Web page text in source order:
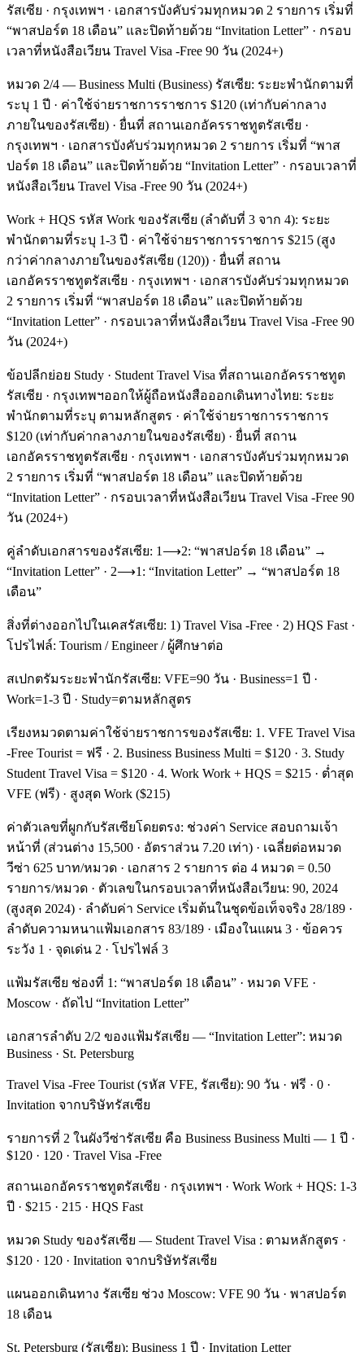
รัสเซีย · กรุงเทพฯ · เอกสารบังคับร่วมทุกหมวด 2 รายการ เริ่มที่
“พาสปอร์ต 18 เดือน” และปิดท้ายด้วย “Invitation Letter” · กรอบ
เวลาที่หนังสือเวียน Travel Visa -Free 90 วัน (2024+)
หมวด 2/4 — Business Multi (Business) รัสเซีย: ระยะพำนักตามที่
ระบุ 1 ปี · ค่าใช้จ่ายราชการราชการ $120 (เท่ากับค่ากลาง
ภายในของรัสเซีย) · ยื่นที่ สถานเอกอัครราชทูตรัสเซีย ·
กรุงเทพฯ · เอกสารบังคับร่วมทุกหมวด 2 รายการ เริ่มที่ “พาส
ปอร์ต 18 เดือน” และปิดท้ายด้วย “Invitation Letter” · กรอบเวลาที่
หนังสือเวียน Travel Visa -Free 90 วัน (2024+)
Work + HQS รหัส Work ของรัสเซีย (ลำดับที่ 3 จาก 4): ระยะ
พำนักตามที่ระบุ 1-3 ปี · ค่าใช้จ่ายราชการราชการ $215 (สูง
กว่าค่ากลางภายในของรัสเซีย (120)) · ยื่นที่ สถาน
เอกอัครราชทูตรัสเซีย · กรุงเทพฯ · เอกสารบังคับร่วมทุกหมวด
2 รายการ เริ่มที่ “พาสปอร์ต 18 เดือน” และปิดท้ายด้วย
“Invitation Letter” · กรอบเวลาที่หนังสือเวียน Travel Visa -Free 90
วัน (2024+)
ข้อปลีกย่อย Study · Student Travel Visa ที่สถานเอกอัครราชทูต
รัสเซีย · กรุงเทพฯออกให้ผู้ถือหนังสือออกเดินทางไทย: ระยะ
พำนักตามที่ระบุ ตามหลักสูตร · ค่าใช้จ่ายราชการราชการ
$120 (เท่ากับค่ากลางภายในของรัสเซีย) · ยื่นที่ สถาน
เอกอัครราชทูตรัสเซีย · กรุงเทพฯ · เอกสารบังคับร่วมทุกหมวด
2 รายการ เริ่มที่ “พาสปอร์ต 18 เดือน” และปิดท้ายด้วย
“Invitation Letter” · กรอบเวลาที่หนังสือเวียน Travel Visa -Free 90
วัน (2024+)
คู่ลำดับเอกสารของรัสเซีย: 1⟶2: “พาสปอร์ต 18 เดือน” →
“Invitation Letter” · 2⟶1: “Invitation Letter” → “พาสปอร์ต 18
เดือน”
สิ่งที่ต่างออกไปในเคสรัสเซีย: 1) Travel Visa -Free · 2) HQS Fast ·
โปรไฟล์: Tourism / Engineer / ผู้ศึกษาต่อ
สเปกตรัมระยะพำนักรัสเซีย: VFE=90 วัน · Business=1 ปี ·
Work=1-3 ปี · Study=ตามหลักสูตร
เรียงหมวดตามค่าใช้จ่ายราชการของรัสเซีย: 1. VFE Travel Visa
-Free Tourist = ฟรี · 2. Business Business Multi = $120 · 3. Study
Student Travel Visa = $120 · 4. Work Work + HQS = $215 · ต่ำสุด
VFE (ฟรี) · สูงสุด Work ($215)
ค่าตัวเลขที่ผูกกับรัสเซียโดยตรง: ช่วงค่า Service สอบถามเจ้า
หน้าที่ (ส่วนต่าง 15,500 · อัตราส่วน 7.20 เท่า) · เฉลี่ยต่อหมวด
วีซ่า 625 บาท/หมวด · เอกสาร 2 รายการ ต่อ 4 หมวด = 0.50
รายการ/หมวด · ตัวเลขในกรอบเวลาที่หนังสือเวียน: 90, 2024
(สูงสุด 2024) · ลำดับค่า Service เริ่มต้นในชุดข้อเท็จจริง 28/189 ·
ลำดับความหนาแฟ้มเอกสาร 83/189 · เมืองในแผน 3 · ข้อควร
ระวัง 1 · จุดเด่น 2 · โปรไฟล์ 3
แฟ้มรัสเซีย ช่องที่ 1: “พาสปอร์ต 18 เดือน” · หมวด VFE ·
Moscow · ถัดไป “Invitation Letter”
เอกสารลำดับ 2/2 ของแฟ้มรัสเซีย — “Invitation Letter”: หมวด
Business · St. Petersburg
Travel Visa -Free Tourist (รหัส VFE, รัสเซีย): 90 วัน · ฟรี · 0 ·
Invitation จากบริษัทรัสเซีย
รายการที่ 2 ในผังวีซ่ารัสเซีย คือ Business Business Multi — 1 ปี ·
$120 · 120 · Travel Visa -Free
สถานเอกอัครราชทูตรัสเซีย · กรุงเทพฯ · Work Work + HQS: 1-3
ปี · $215 · 215 · HQS Fast
หมวด Study ของรัสเซีย — Student Travel Visa : ตามหลักสูตร ·
$120 · 120 · Invitation จากบริษัทรัสเซีย
แผนออกเดินทาง รัสเซีย ช่วง Moscow: VFE 90 วัน · พาสปอร์ต
18 เดือน
St. Petersburg (รัสเซีย): Business 1 ปี · Invitation Letter